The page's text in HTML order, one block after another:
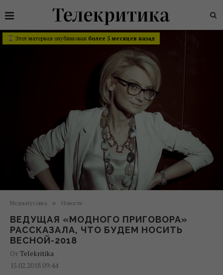
Этот материал опубликован более 5 месяцев назад
Медиатусовка Новости
ВЕДУЩАЯ «МОДНОГО ПРИГОВОРА»
РАССКАЗАЛА, ЧТО БУДЕМ НОСИТЬ
ВЕСНОЙ-2018
От Telekritika
15.02.2018 09:44